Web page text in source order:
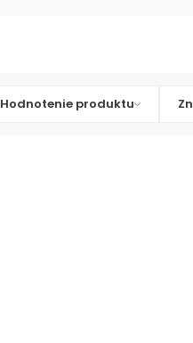
Hodnotenie produktu